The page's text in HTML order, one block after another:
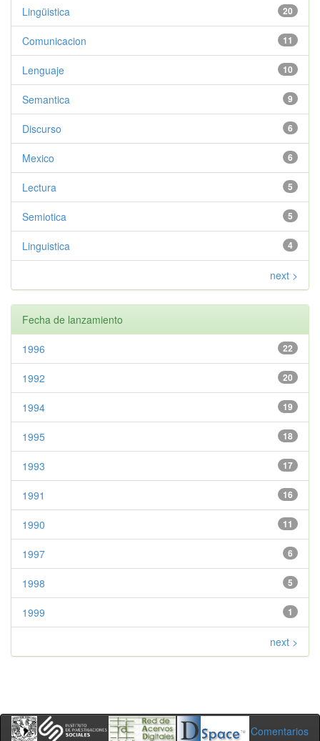
20
Lingüistica
11
Comunicacion
10
Lenguaje
9
Semantica
6
Discurso
6
Mexico
5
Lectura
5
Semiotica
4
Linguistica
next >
Fecha de lanzamiento
22
1996
20
1992
19
1994
18
1995
17
1993
16
1991
11
1990
6
1997
5
1998
1
1999
next >
Comentarios